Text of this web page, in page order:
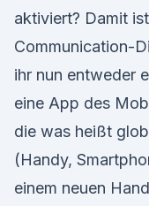
aktiviert? Damit
Communication-
ihr nun entweder
eine App des
die was heißt
(Handy,
einem neuen